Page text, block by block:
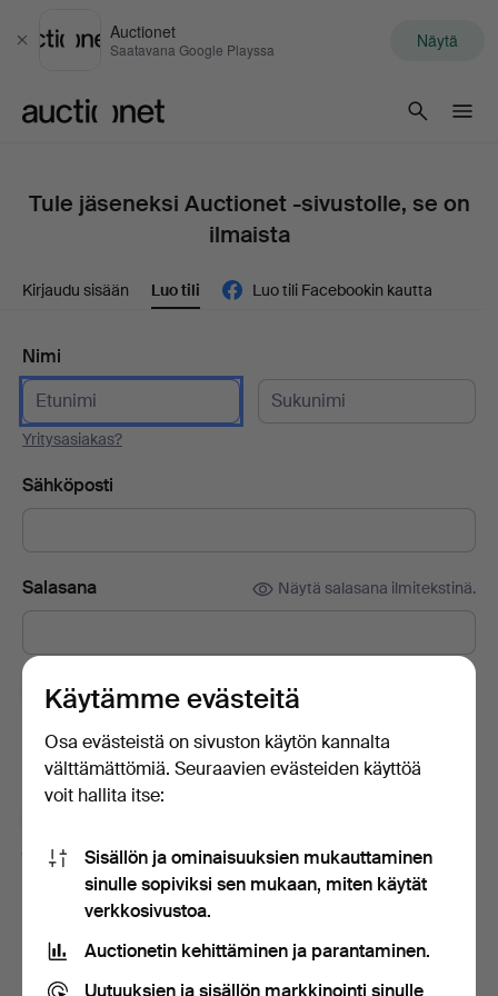
Sulje
Auctionet
Saatavana Google Playssa Näytä
Tule jäseneksi Auctionet -sivustolle, se on
ilmaista
Kirjaudu sisään Luo tili Luo tili Facebookin kautta
Nimi
Yritysasiakas?
Sähköposti
Salasana Näytä salasana ilmitekstinä.
Tilaa Auctionet -sivuston uutiskirje.
esineitä ja inspiraatiota. Jos muutat mielesi, voit helposti
lopettaa tilauksen.
myyntiehdot
sekä vahvistan lukeneeni
tietosuojakäytännön .
Luo tili
Käytämme evästeitä
Osa evästeistä on sivuston käytön kannalta
välttämättömiä. Seuraavien evästeiden käyttöä
voit hallita itse:
Sisällön ja ominaisuuksien mukauttaminen
sinulle sopiviksi sen mukaan, miten käytät
verkkosivustoa.
Auctionetin kehittäminen ja parantaminen.
Uutuuksien ja sisällön markkinointi sinulle